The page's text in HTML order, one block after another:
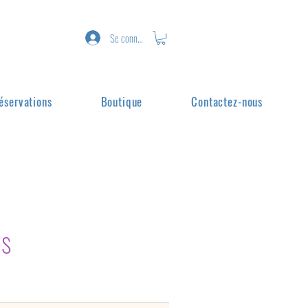
Se connecter
Boutique Contactez-nous